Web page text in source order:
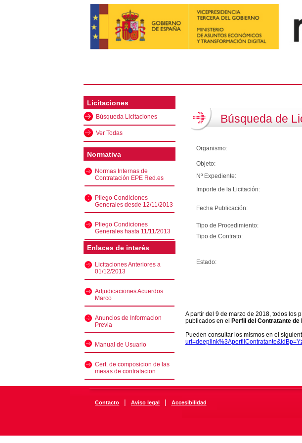
Licitaciones
Búsqueda Licitaciones
Ver Todas
Normativa
Normas Internas de
Contratación EPE Red.es
Pliego Condiciones
Generales desde 12/11/2013
Pliego Condiciones
Generales hasta 11/11/2013
Enlaces de interés
Licitaciones Anteriores a
01/12/2013
Adjudicaciones Acuerdos
Marco
Anuncios de Informacion
Previa
Manual de Usuario
Cert. de composicion de las
mesas de contratacion
Búsqueda de
Organismo:
Objeto:
Nº Expediente:
Importe de la Licitación:
Fecha Publicación:
Tipo de Procedimiento:
Tipo de Contrato:
Estado:
A partir del 9 de marzo de 2018, todos los
publicados en el
Perfil del Contratante
Pueden consultar los mismos en el
Contacto | Aviso legal | Accesibilidad